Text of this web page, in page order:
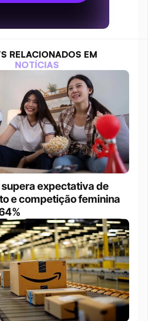
RELACIONADOS EM
NOTÍCIAS
expectativa de
e competição feminina